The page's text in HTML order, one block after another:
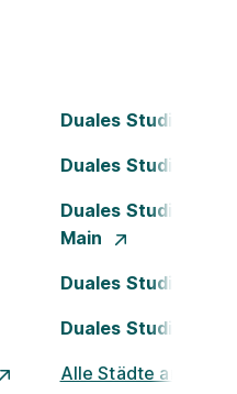
Duales Studium
Duales Studium
Duales Studium
Main
Duales Studium Köln
Duales Studium
Alle Städte ansehen